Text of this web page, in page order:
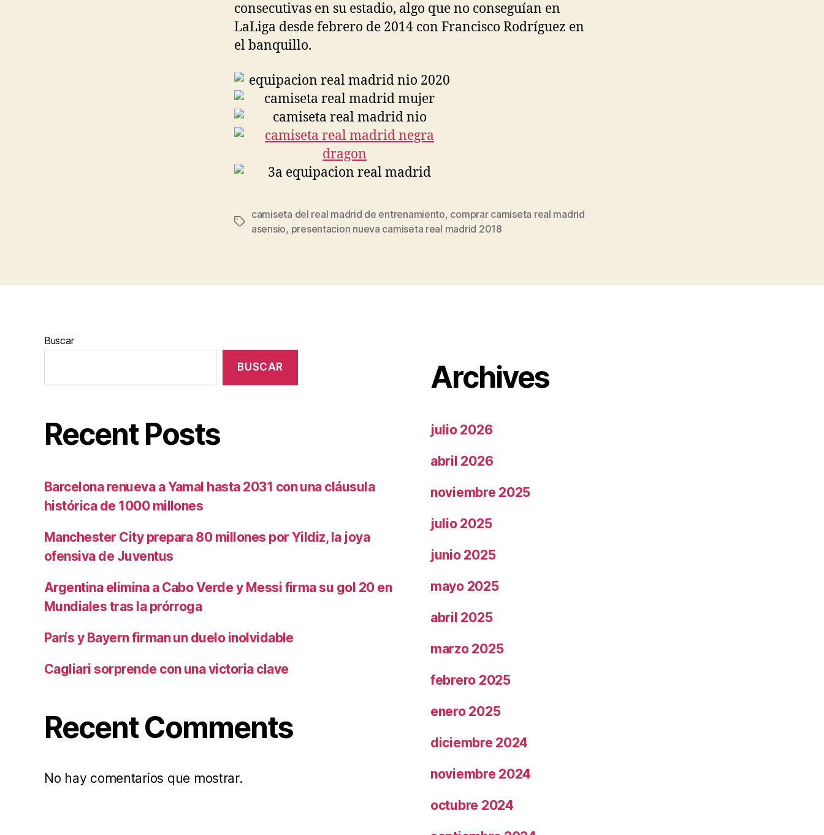
consecutivas en su estadio, algo que no conseguían en
LaLiga desde febrero de 2014 con Francisco Rodríguez en
el banquillo.
Etiquetas
camiseta del real madrid de entrenamiento, comprar camiseta real madrid
asensio, presentacion nueva camiseta real madrid 2018
Buscar
BUSCAR
Recent Posts
Barcelona renueva a Yamal hasta 2031 con una cláusula
histórica de 1000 millones
Manchester City prepara 80 millones por Yildiz, la joya
ofensiva de Juventus
Argentina elimina a Cabo Verde y Messi firma su gol 20 en
Mundiales tras la prórroga
París y Bayern firman un duelo inolvidable
Cagliari sorprende con una victoria clave
Recent Comments
No hay comentarios que mostrar.
Archives
julio 2026
abril 2026
noviembre 2025
julio 2025
junio 2025
mayo 2025
abril 2025
marzo 2025
febrero 2025
enero 2025
diciembre 2024
noviembre 2024
octubre 2024